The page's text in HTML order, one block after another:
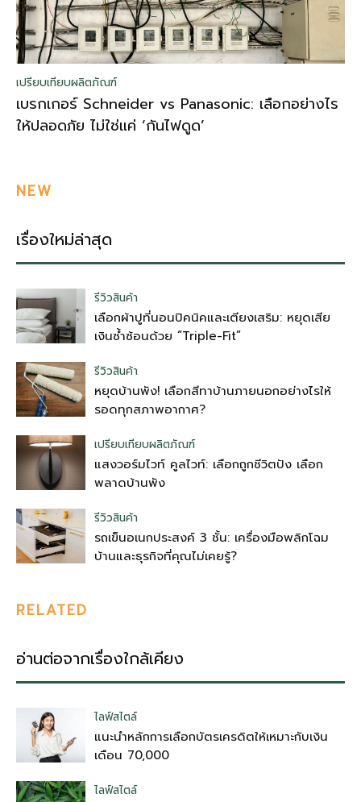
เปรียบเทียบผลิตภัณฑ์
เบรกเกอร์ Schneider vs Panasonic: เลือกอย่างไร
ให้ปลอดภัย ไม่ใช่แค่ ‘กันไฟดูด’
NEW
เรื่องใหม่ล่าสุด
รีวิวสินค้า
เลือกผ้าปูที่นอนปิคนิคและเตียงเสริม: หยุดเสีย
เงินซ้ำซ้อนด้วย “Triple-Fit”
รีวิวสินค้า
หยุดบ้านพัง! เลือกสีทาบ้านภายนอกอย่างไรให้
รอดทุกสภาพอากาศ?
เปรียบเทียบผลิตภัณฑ์
แสงวอร์มไวท์ คูลไวท์: เลือกถูกชีวิตปัง เลือก
พลาดบ้านพัง
รีวิวสินค้า
รถเข็นอเนกประสงค์ 3 ชั้น: เครื่องมือพลิกโฉม
บ้านและธุรกิจที่คุณไม่เคยรู้?
RELATED
อ่านต่อจากเรื่องใกล้เคียง
ไลฟ์สไตล์
แนะนำหลักการเลือกบัตรเครดิตให้เหมาะกับเงิน
เดือน 70,000
ไลฟ์สไตล์